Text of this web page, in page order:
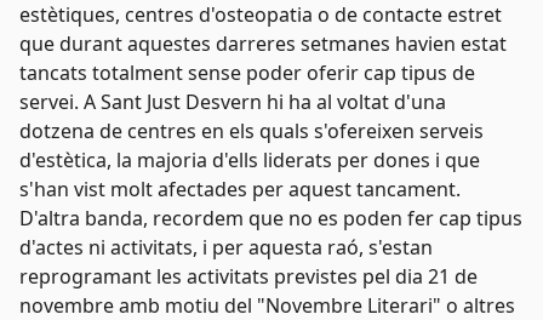
estètiques, centres d'osteopatia o de contacte estret
que durant aquestes darreres setmanes havien estat
tancats totalment sense poder oferir cap tipus de
servei. A Sant Just Desvern hi ha al voltat d'una
dotzena de centres en els quals s'ofereixen serveis
d'estètica, la majoria d'ells liderats per dones i que
s'han vist molt afectades per aquest tancament.
D'altra banda, recordem que no es poden fer cap tipus
d'actes ni activitats, i per aquesta raó, s'estan
reprogramant les activitats previstes pel dia 21 de
novembre amb motiu del "Novembre Literari" o altres